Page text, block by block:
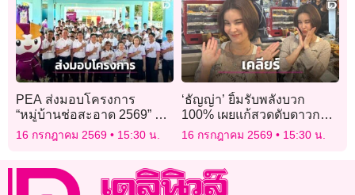
PEA ส่งมอบโครงการ
“หมู่บ้านช่อสะอาด 2569” ณ
รร.บ้านซ่อง จ.เพชรบุรี
16 กรกฎาคม 2569 15:30 น.
‘ธัญญ่า’ ยิ้มรับพลังบวก
100% เผยแก้สวดดับดาวกาลี-
เสริมดาวศรี ตอบสถานะ
แหวนแต่งงานสุดพีค!
16 กรกฎาคม 2569 15:30 น.